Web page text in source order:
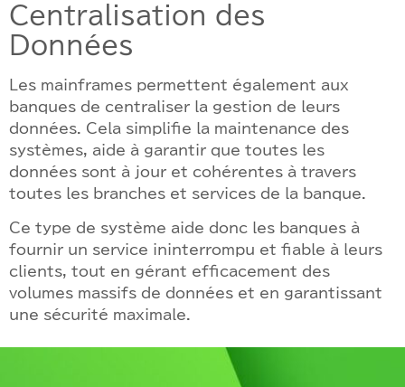
Centralisation des
Données
Les mainframes permettent également aux
banques de centraliser la gestion de leurs
données. Cela simplifie la maintenance des
systèmes, aide à garantir que toutes les
données sont à jour et cohérentes à travers
toutes les branches et services de la banque.
Ce type de système aide donc les banques à
fournir un service ininterrompu et fiable à leurs
clients, tout en gérant efficacement des
volumes massifs de données et en garantissant
une sécurité maximale.